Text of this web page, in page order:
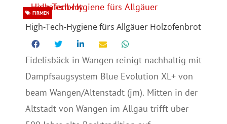
High-Tech-Hygiene fürs Allgäuer Holzofenbrot
FIRMEN
Fidelisbäck in Wangen reinigt nachhaltig mit
Dampfsaugsystem Blue Evolution XL+ von
beam Wangen/Altenstadt (jm). Mitten in der
Altstadt von Wangen im Allgäu trifft über